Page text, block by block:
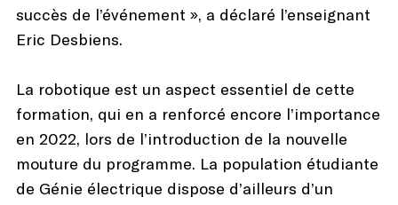
succès de l’événement », a déclaré l’enseignant
Eric Desbiens.
La robotique est un aspect essentiel de cette
formation, qui en a renforcé encore l’importance
en 2022, lors de l’introduction de la nouvelle
mouture du programme. La population étudiante
de Génie électrique dispose d’ailleurs d’un